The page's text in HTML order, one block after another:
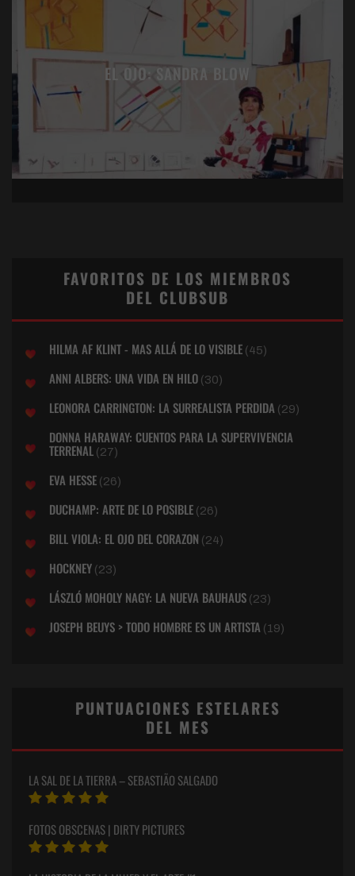
EL OJO: SANDRA BLOW
FAVORITOS DE LOS MIEMBROS
DEL CLUBSUB
HILMA AF KLINT - MAS ALLÁ DE LO VISIBLE (45)
ANNI ALBERS: UNA VIDA EN HILO (30)
LEONORA CARRINGTON: LA SURREALISTA PERDIDA (29)
DONNA HARAWAY: CUENTOS PARA LA SUPERVIVENCIA
TERRENAL (27)
EVA HESSE (26)
DUCHAMP: ARTE DE LO POSIBLE (26)
BILL VIOLA: EL OJO DEL CORAZON (24)
HOCKNEY (23)
LÁSZLÓ MOHOLY NAGY: LA NUEVA BAUHAUS (23)
JOSEPH BEUYS > TODO HOMBRE ES UN ARTISTA (19)
PUNTUACIONES ESTELARES
DEL MES
LA SAL DE LA TIERRA – SEBASTIÃO SALGADO
FOTOS OBSCENAS | DIRTY PICTURES